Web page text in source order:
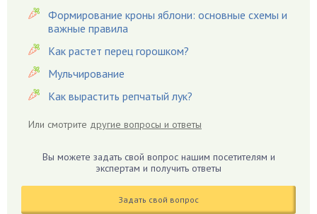
Вредители
Гардения
Гацания
Гвоздики
Георгины
Гиацинт
Гладиолусы
Формирование кроны яблони: основные схемы и
важные правила
Как растет перец горошком?
Мульчирование
Как вырастить репчатый лук?
Или смотрите другие вопросы и ответы
Вы можете задать свой вопрос нашим посетителям и
экспертам и получить ответы
Задать свой вопрос